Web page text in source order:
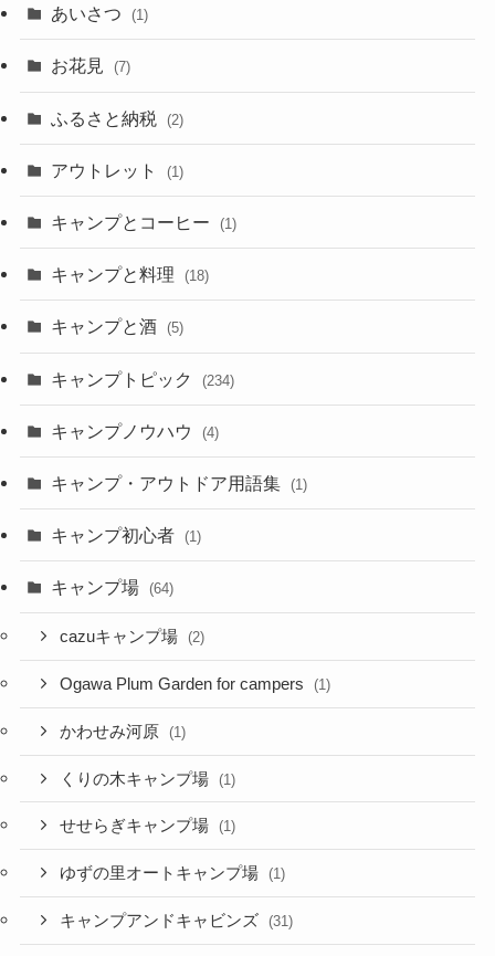
あいさつ (1)
お花見 (7)
ふるさと納税 (2)
アウトレット (1)
キャンプとコーヒー (1)
キャンプと料理 (18)
キャンプと酒 (5)
キャンプトピック (234)
キャンプノウハウ (4)
キャンプ・アウトドア用語集 (1)
キャンプ初心者 (1)
キャンプ場 (64)
cazuキャンプ場 (2)
Ogawa Plum Garden for campers (1)
かわせみ河原 (1)
くりの木キャンプ場 (1)
せせらぎキャンプ場 (1)
ゆずの里オートキャンプ場 (1)
キャンプアンドキャビンズ (31)